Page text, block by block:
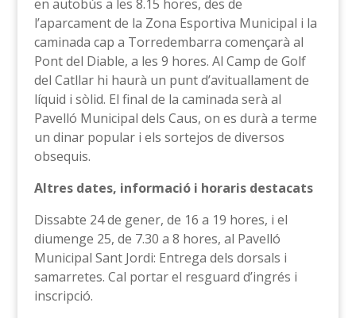
en autobús a les 8.15 hores, des de
l’aparcament de la Zona Esportiva Municipal i la
caminada cap a Torredembarra començarà al
Pont del Diable, a les 9 hores. Al Camp de Golf
del Catllar hi haurà un punt d’avituallament de
líquid i sòlid. El final de la caminada serà al
Pavelló Municipal dels Caus, on es durà a terme
un dinar popular i els sortejos de diversos
obsequis.
Altres dates, informació i horaris destacats
Dissabte 24 de gener, de 16 a 19 hores, i el
diumenge 25, de 7.30 a 8 hores, al Pavelló
Municipal Sant Jordi: Entrega dels dorsals i
samarretes. Cal portar el resguard d’ingrés i
inscripció.